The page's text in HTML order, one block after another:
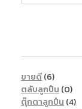
ขายดี(6)
ตลับลูกปืน (0)
ตุ๊กตาลูกปืน (4)